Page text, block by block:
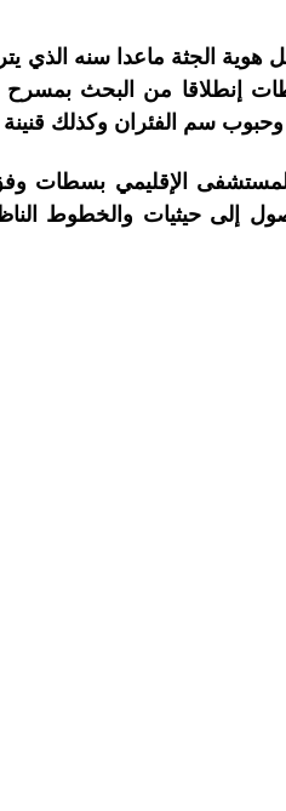
الجثة ماعدا سنه الذي
إنطلاقا من البحث بمسرح
وحبوب سم الفئران وكذلك
الإقليمي بسطات
إلى حيثيات والخطوط